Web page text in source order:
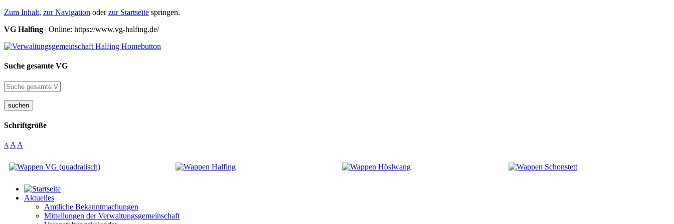
Zum Inhalt, zur Navigation oderzur Startseite springen.
VG Halfing | Online: https://www.vg-halfing.de/
Suche gesamte VG
suchen
Schriftgröße
A A A
Aktuelles
Amtliche Bekanntmachungen
Mitteilungen der Verwaltungsgemeinschaft